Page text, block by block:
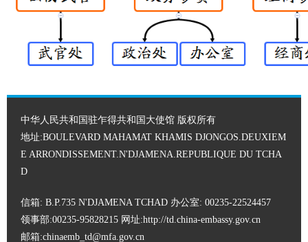
中华人民共和国驻乍得共和国大使馆 版权所有
地址:BOULEVARD MAHAMAT KHAMIS DJONGOS.DEUXIEM
E ARRONDISSEMENT.N'DJAMENA.REPUBLIQUE DU TCHA
D
信箱: B.P.735 N'DJAMENA TCHAD 办公室: 00235-22524457
领事部:00235-95828215 网址:http://td.china-embassy.gov.cn
邮箱:chinaemb_td@mfa.gov.cn